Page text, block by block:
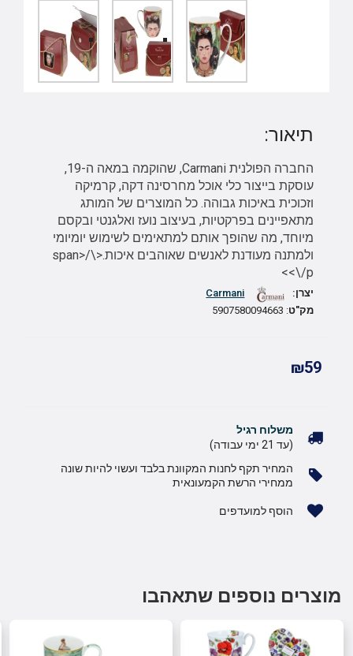
תיאור:
החברה הפולנית Carmani, שהוקמה במאה ה-19,
עוסקת בייצור כלי אוכל מחרסינה דקה, קרמיקה
וזכוכית באיכות גבוהה. כל המוצרים של המותג
מתאפיינים בפרקטיות, בעיצוב נועז ואלגנטי ובקסם
מיוחד, מה שהופך אותם למתאימים לשימוש יומיומי
ולמתנה מעודנת לאנשים שאוהבים איכות.<\/span>
<\/p>
יצרן:
Carmani
מק"ט: 5907580094663
₪59
משלוח רגיל
(עד 21 ימי עבודה)
המחיר תקף לחנות המקוונת בלבד ועשוי להיות שונה
ממחירי הרשת הקמעונאית
הוסף למועדפים
מוצרים נוספים שתאהבו